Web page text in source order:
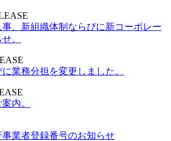
、新組織体制ならびに新コーポレー
。
業務分担を変更しました。
内。
業者登録番号のお知らせ